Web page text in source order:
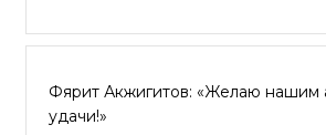
Фярит Акжигитов: «Желаю нашим
удачи!»